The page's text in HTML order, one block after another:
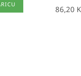
86,20